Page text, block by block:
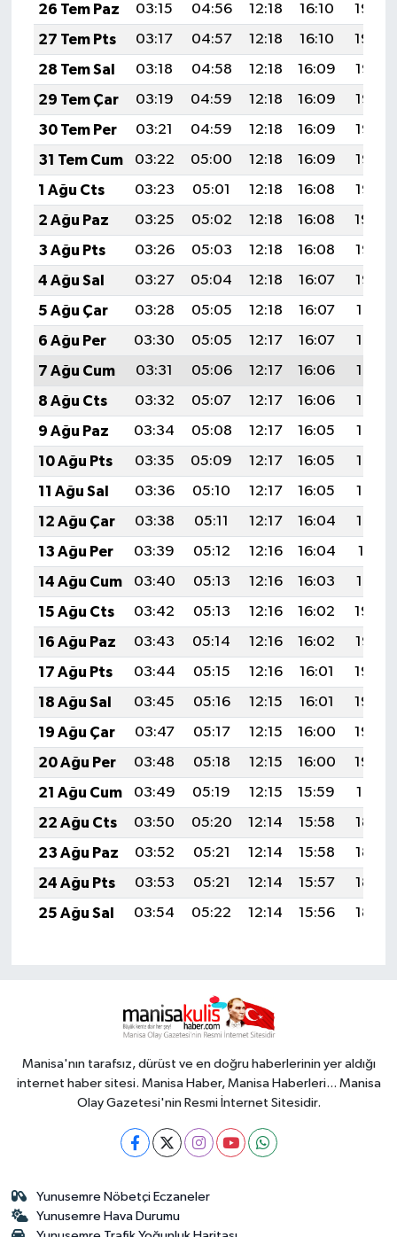
26 Tem Paz
03:15 04:56 12:18 16:10
19:30
27 Tem Pts
03:17 04:57 12:18 16:10
19:29
28 Tem Sal
03:18 04:58 12:18 16:09
19:28
29 Tem Çar
03:19 04:59 12:18 16:09
19:27
30 Tem Per
03:21 04:59 12:18 16:09
19:27
31 Tem Cum
03:22 05:00 12:18 16:09
19:26
1 Ağu Cts
03:23 05:01 12:18 16:08
19:25
2 Ağu Paz
03:25 05:02 12:18 16:08
19:24
3 Ağu Pts
03:26 05:03 12:18 16:08
19:23
4 Ağu Sal
03:27 05:04 12:18 16:07
19:22
5 Ağu Çar
03:28 05:05 12:18 16:07
19:21
6 Ağu Per
03:30 05:05 12:17 16:07
19:19
7 Ağu Cum
03:31 05:06 12:17 16:06
19:18
8 Ağu Cts
03:32 05:07 12:17 16:06
19:17
9 Ağu Paz
03:34 05:08 12:17 16:05
19:16
10 Ağu Pts
03:35 05:09 12:17 16:05
19:15
11 Ağu Sal
03:36 05:10 12:17 16:05
19:14
12 Ağu Çar
03:38 05:11 12:17 16:04
19:12
13 Ağu Per
03:39 05:12 12:16 16:04
19:11
14 Ağu Cum
03:40 05:13 12:16 16:03
19:10
15 Ağu Cts
03:42 05:13 12:16 16:02
19:09
16 Ağu Paz
03:43 05:14 12:16 16:02
19:07
17 Ağu Pts
03:44 05:15 12:16 16:01
19:06
18 Ağu Sal
03:45 05:16 12:15 16:01
19:05
19 Ağu Çar
03:47 05:17 12:15 16:00
19:03
20 Ağu Per
03:48 05:18 12:15 16:00
19:02
21 Ağu Cum
03:49 05:19 12:15 15:59
19:01
22 Ağu Cts
03:50 05:20 12:14 15:58
18:59
23 Ağu Paz
03:52 05:21 12:14 15:58
18:58
24 Ağu Pts
03:53 05:21 12:14 15:57
18:57
25 Ağu Sal
03:54 05:22 12:14 15:56 18:55
Manisa'nın tarafsız, dürüst ve en doğru haberlerinin yer aldığı
internet haber sitesi. Manisa Haber, Manisa Haberleri... Manisa
Olay Gazetesi'nin Resmi İnternet Sitesidir.
Yunusemre Nöbetçi Eczaneler
Yunusemre Hava Durumu